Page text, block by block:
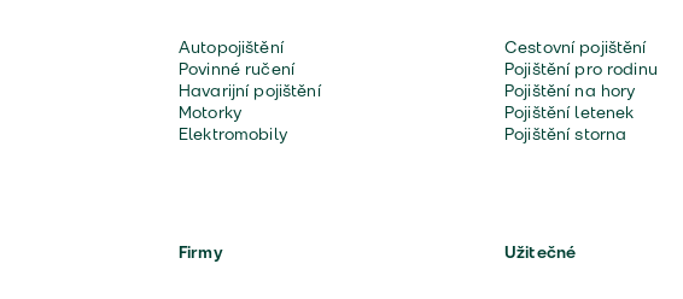
Autopojištění
Povinné ručení
Havarijní pojištění
Motorky
Elektromobily
Cestovní pojištění
Pojištění pro rodinu
Pojištění na hory
Pojištění letenek
Pojištění storna
Firmy Užitečné